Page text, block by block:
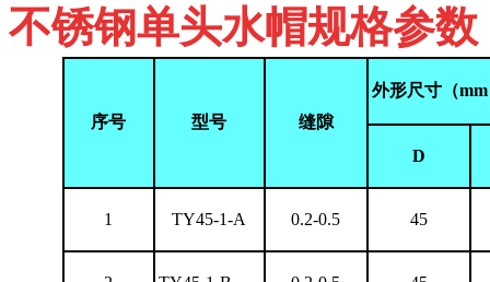
不锈钢单头水帽规格参数
序号 型号 缝隙
外形尺寸（mm
D
1 TY45-1-A 0.2-0.5 45